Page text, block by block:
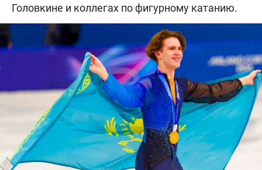
Головкине и коллегах по фигурному катанию.